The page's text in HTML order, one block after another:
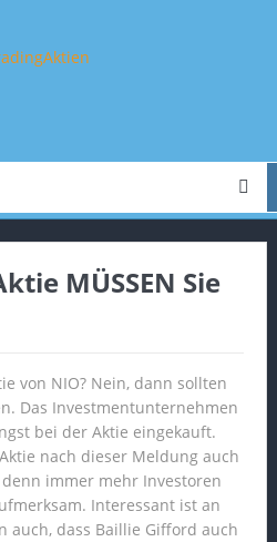
MÜSSEN Sie
von NIO? Nein, dann sollten
Das Investmentunternehmen
bei der Aktie eingekauft.
nach dieser Meldung auch
immer mehr Investoren
Interessant ist an
auch, dass Baillie Gifford auch